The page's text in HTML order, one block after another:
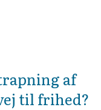
af
til frihed?